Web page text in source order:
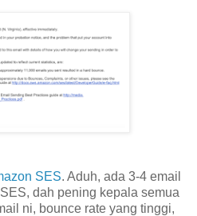
SES. Aduh, ada 3-4 email
dah pening kepala semua
ni, bounce rate yang tinggi,